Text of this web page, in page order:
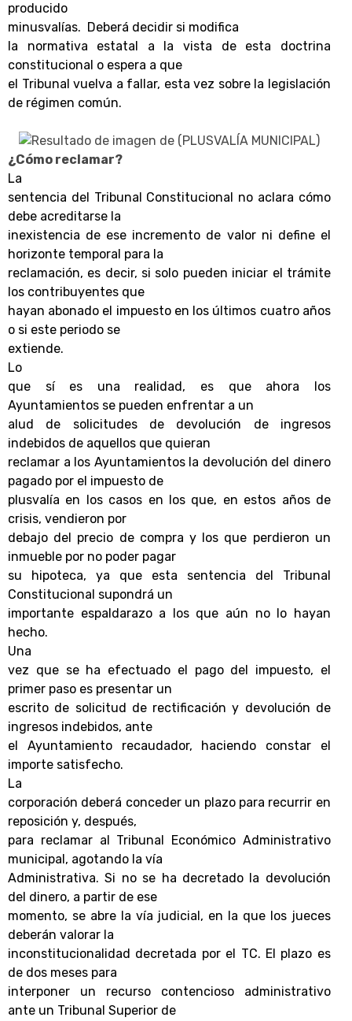
producido
minusvalías. Deberá decidir si modifica
la normativa estatal a la vista de esta doctrina
constitucional o espera a que
el Tribunal vuelva a fallar, esta vez sobre la legislación
de régimen común.
¿Cómo reclamar?
La
sentencia del Tribunal Constitucional no aclara cómo
debe acreditarse la
inexistencia de ese incremento de valor ni define el
horizonte temporal para la
reclamación, es decir, si solo pueden iniciar el trámite
los contribuyentes que
hayan abonado el impuesto en los últimos cuatro años
o si este periodo se
extiende.
Lo
que sí es una realidad, es que ahora los
Ayuntamientos se pueden enfrentar a un
alud de solicitudes de devolución de ingresos
indebidos de aquellos que quieran
reclamar a los Ayuntamientos la devolución del dinero
pagado por el impuesto de
plusvalía en los casos en los que, en estos años de
crisis, vendieron por
debajo del precio de compra y los que perdieron un
inmueble por no poder pagar
su hipoteca, ya que esta sentencia del Tribunal
Constitucional supondrá un
importante espaldarazo a los que aún no lo hayan
hecho.
Una
vez que se ha efectuado el pago del impuesto, el
primer paso es presentar un
escrito de solicitud de rectificación y devolución de
ingresos indebidos, ante
el Ayuntamiento recaudador, haciendo constar el
importe satisfecho.
La
corporación deberá conceder un plazo para recurrir en
reposición y, después,
para reclamar al Tribunal Económico Administrativo
municipal, agotando la vía
Administrativa. Si no se ha decretado la devolución
del dinero, a partir de ese
momento, se abre la vía judicial, en la que los jueces
deberán valorar la
inconstitucionalidad decretada por el TC. El plazo es
de dos meses para
interponer un recurso contencioso administrativo
ante un Tribunal Superior de